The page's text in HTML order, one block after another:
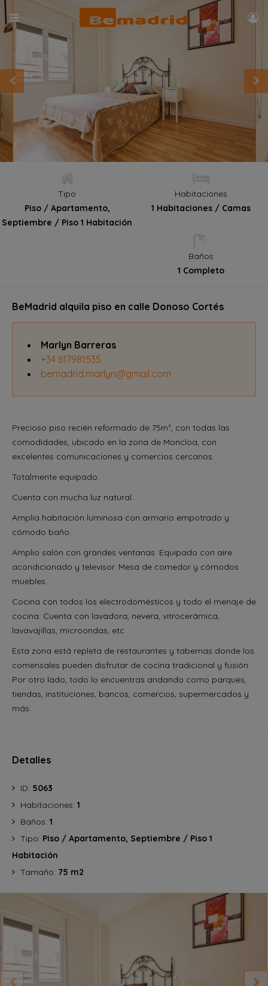
Tipo
Piso / Apartamento,
Septiembre / Piso 1 Habitación
Habitaciones
1 Habitaciones / Camas
Baños
1 Completo
BeMadrid alquila piso en calle Donoso Cortés
Marlyn Barreras
+34 617981535
bemadrid.marlyn@gmail.com
Precioso piso recién reformado de 75m², con todas las
comodidades, ubicado en la zona de Moncloa, con
excelentes comunicaciones y comercios cercanos.
Totalmente equipado.
Cuenta con mucha luz natural.
Amplia habitación luminosa con armario empotrado y
cómodo baño.
Amplio salón con grandes ventanas. Equipado con aire
acondicionado y televisor. Mesa de comedor y cómodos
muebles.
Cocina con todos los electrodomésticos y todo el menaje de
cocina. Cuenta con lavadora, nevera, vitrocerámica,
lavavajillas, microondas, etc.
Esta zona está repleta de restaurantes y tabernas donde los
comensales pueden disfrutar de cocina tradicional y fusión.
Por otro lado, todo lo encuentras andando como parques,
tiendas, instituciones, bancos, comercios, supermercados y
más.
Detalles
ID: 5063
Habitaciones: 1
Baños: 1
Tipo: Piso / Apartamento, Septiembre / Piso 1
Habitación
Tamaño: 75 m2